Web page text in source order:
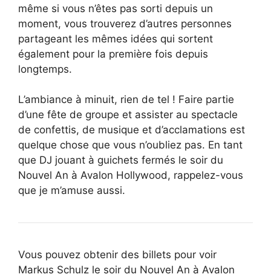
même si vous n’êtes pas sorti depuis un
moment, vous trouverez d’autres personnes
partageant les mêmes idées qui sortent
également pour la première fois depuis
longtemps.
L’ambiance à minuit, rien de tel ! Faire partie
d’une fête de groupe et assister au spectacle
de confettis, de musique et d’acclamations est
quelque chose que vous n’oubliez pas. En tant
que DJ jouant à guichets fermés le soir du
Nouvel An à Avalon Hollywood, rappelez-vous
que je m’amuse aussi.
Vous pouvez obtenir des billets pour voir
Markus Schulz le soir du Nouvel An à Avalon